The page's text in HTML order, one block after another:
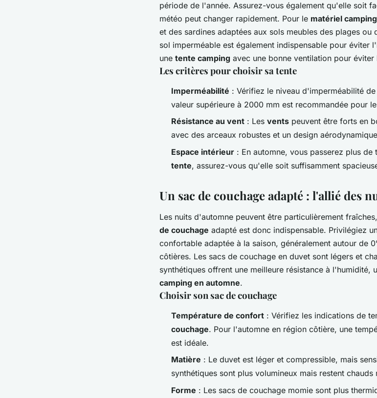
période de l'année. Assurez-vous également qu'elle soit
météo peut changer rapidement. Pour le matériel camping
et des sardines adaptées aux sols meubles des plages ou
sol imperméable est également indispensable pour éviter
une tente camping avec une bonne ventilation pour éviter
Les critères pour choisir sa tente
Imperméabilité : Vérifiez le niveau d'imperméabilité de
valeur supérieure à 2000 mm est recommandée pour
Résistance au vent : Les vents peuvent être forts en
avec des arceaux robustes et un design
Espace intérieur : En automne, vous passerez plus
tente, assurez-vous qu'elle soit suffisamment
Un sac de couchage adapté : l'allié des
Les nuits d'automne peuvent être particulièrement
de couchage adapté est donc indispensable. Privilégiez
confortable adaptée à la saison, généralement autour de
côtières. Les sacs de couchage en duvet sont légers et
synthétiques offrent une meilleure résistance à l'humidité,
camping en automne.
Choisir son sac de couchage
Température de confort : Vérifiez les indications de
couchage. Pour l'automne en région côtière, une
est idéale.
Matière : Le duvet est léger et compressible, mais
synthétiques sont plus volumineux mais restent chauds
Forme : Les sacs de couchage momie sont plus